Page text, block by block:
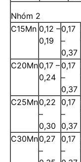
Nhóm 2
C15Mn 0,12 –
0,19
0,17
–
0,37
C20Mn0,17 –
0,24
0,17
–
0,37
C25Mn0,22
–
0,30
0,17
–
0,37
C30Mn0,27
–
0,17
–